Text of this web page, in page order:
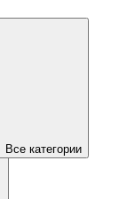
Все категории